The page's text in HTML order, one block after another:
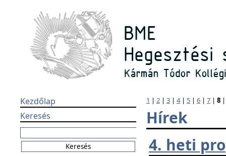
Kezdőlap
Keresés
1 | 2 | 3 | 4| 5 | 6 | 7 | 8
Hírek
4. heti